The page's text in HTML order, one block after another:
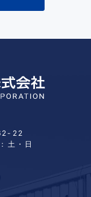
22
土・日